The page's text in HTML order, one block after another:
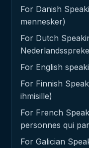
For Danish
mennesker)
For Dutch
For English
For Finnish
ihmisille)
For French
personnes qui
For Galician